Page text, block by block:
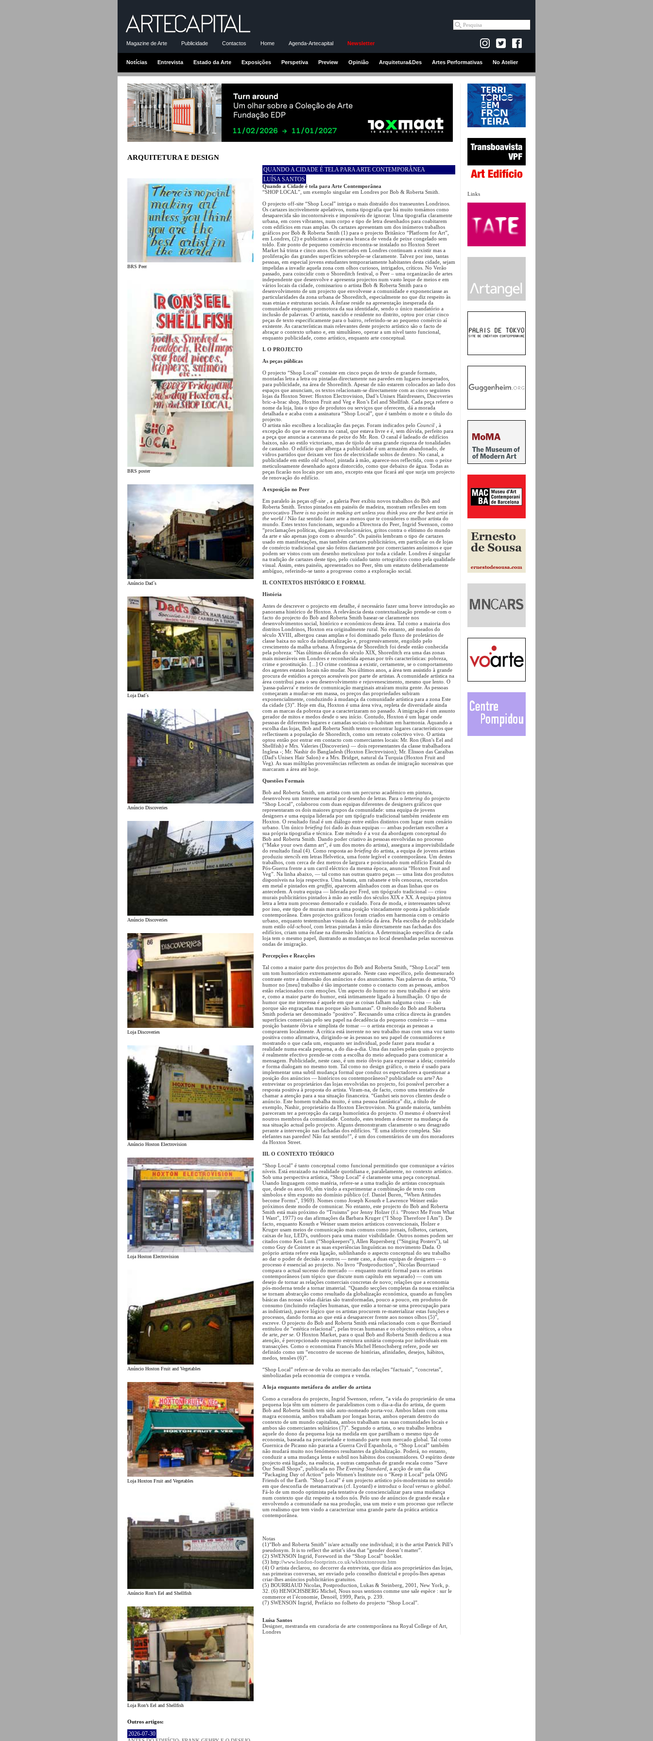
Magazine de Arte Publicidade Contactos Home Agenda-Artecapital Newsletter
Notícias Entrevista Estado da Arte Exposições Perspetiva Preview Opinião Arquitetura&Des Artes Performativas No Atelier
Links
ARQUITETURA E DESIGN
BRS Peer
BRS poster
Anúncio Dad´s
Loja Dad´s
Anúncio Discoveries
Anúncio Discoveries
Loja Discoveries
Anúncio Hoston Electrovision
Loja Hoston Electrovision
Anúncio Hoston Fruit and Vegetables
Loja Hoxton Fruit and Vegetables
Anúncio Ron’s Eel and Shellfish
Loja Ron’s Eel and Shellfish
Outros artigos:
2026-07-30
QUANDO A CIDADE É TELA PARA ARTE CONTEMPORÂNEA
LUÍSA SANTOS
Quando a Cidade é tela para Arte Contemporânea
“SHOP LOCAL”, um exemplo singular em Londres por Bob & Roberta Smith.
O projecto off-site “Shop Local” intriga o mais distraído dos transeuntes Londrinos.
Os cartazes incrivelmente apelativos, numa tipografia que há muito tomámos como
desaparecida são incontornáveis e impossíveis de ignorar. Uma tipografia claramente
urbana, em cores vibrantes, num corpo e tipo de letra desenhados para coabitarem
com edifícios em ruas amplas. Os cartazes apresentam um dos inúmeros trabalhos
gráficos por Bob & Roberta Smith (1) para o projecto Britânico “Platform for Art”,
em Londres, (2) e publicitam a caravana branca de venda de peixe congelado sem
toldo. Este ponto de pequeno comércio encontra-se instalado no Hoxton Street
Market há trinta e cinco anos. Os mercados em Londres continuam a existir mas a
proliferação das grandes superfícies sobrepõe-se claramente. Talvez por isso, tantas
pessoas, em especial jovens estudantes temporariamente habitantes desta cidade, sejam
impelidas a invadir aquela zona com olhos curiosos, intrigados, críticos. No Verão
passado, para coincidir com o Shoreditch festival, o Peer – uma organizacão de artes
independente que desenvolve e apresenta projectos num vasto leque de meios e em
vários locais da cidade, comissariou o artista Bob & Roberta Smith para o
desenvolvimento de um projecto que envolvesse a comunidade e exponenciasse as
particularidades da zona urbana de Shoreditch, especialmente no que diz respeito às
suas etnias e estruturas sociais. A ênfase reside na apresentação inesperada da
comunidade enquanto promotora da sua identidade, sendo o único mandatório a
inclusão de palavras. O artista, nascido e residente no distrito, optou por criar cinco
peças de texto especificamente para o bairro, referindo-se ao pequeno comércio aí
existente. As características mais relevantes deste projecto artístico são o facto de
abraçar o contexto urbano e, em simultâneo, operar a um nível tanto funcional,
enquanto publicidade, como artístico, enquanto arte conceptual.
I. O PROJECTO
As peças públicas
O projecto “Shop Local” consiste em cinco peças de texto de grande formato,
montadas letra a letra ou pintadas directamente nas paredes em lugares inesperados,
para publicidade, na área de Shoreditch. Apesar de não estarem colocados ao lado dos
espaços que anunciam, os textos relacionam-se directamente com as cinco seguintes
lojas da Hoxton Street: Hoxton Electrovision, Dad’s Unisex Hairdressers, Discoveries
bric-a-brac shop, Hoxton Fruit and Veg e Ron’s Eel and Shellfish. Cada peça refere o
nome da loja, lista o tipo de produtos ou serviços que oferecem, dá a morada
detalhada e acaba com a assinatura “Shop Local”, que é também o mote e o título do
projecto.
O artista não escolheu a localização das peças. Foram indicados pelo Council
, à
excepção do que se encontra no canal, que estava livre e é, sem dúvida, perfeito para
a peça que anuncia a caravana de peixe do Mr. Ron. O canal é ladeado de edifícios
baixos, não ao estilo victoriano, mas de tijolo de uma grande riqueza de tonalidades
de castanho. O edifício que alberga a publicidade é um armazém abandonado, de
vidros partidos que deixam ver fios de electricidade soltos de dentro. No canal, a
publicidade em estilo old school, pintada à mão, aparece-nos reflectida, com o peixe
meticulosamente desenhado agora distorcido, como que debaixo de água. Todas as
peças ficarão nos locais por um ano, excepto esta que ficará até que surja um projecto
de renovação do edifício.
A exposição no Peer
Em paralelo às peças off-site
, a galeria Peer exibiu novos trabalhos do Bob and
Roberta Smith. Textos pintados em painéis de madeira, mostram reflexões em tom
provocativo There is no point in making art unless you think you are the best artist in
the world / Não faz sentido fazer arte a menos que te consideres o melhor artista do
mundo. Estes textos funcionam, segundo a Directora do Peer, Ingrid Swenson, como
“proclamações políticas, slogans revolucionários, gritos contra o elitismo do mundo
da arte e são apenas jogo com o absurdo”. Os painéis lembram o tipo de cartazes
usado em manifestações, mas também cartazes publicitários, em particular os de lojas
de comércio tradicional que são feitos diariamente por comerciantes anónimos e que
podem ser vistos com um desenho meticuloso por toda a cidade. Londres é singular
na tradição de cartazes deste tipo, pelo cuidado tanto ortográfico como pela qualidade
visual. Assim, estes painéis, apresentados no Peer, têm um estatuto deliberadamente
ambíguo, referindo-se tanto a progresso como a exploração social.
II. CONTEXTOS HISTÓRICO E FORMAL
História
Antes de descrever o projecto em detalhe, é necessário fazer uma breve introdução ao
panorama histórico de Hoxton. A relevância desta contextualização prende-se com o
facto do projecto do Bob and Roberta Smith basear-se claramente nos
desenvolvimentos social, histórico e económicos desta área. Tal como a maioria dos
distritos Londrinos, Hoxton era originalmente rural. No entanto, até meados do
século XVIII, albergou casas amplas e foi dominado pelo fluxo de proletários de
classe baixa no sulco da industrialização e, progressivamente, engolido pelo
crescimento da malha urbana. A freguesia de Shoreditch foi desde então conhecida
pela pobreza: “Nas últimas décadas do século XIX, Shoreditch era uma das zonas
mais miseráveis em Londres e reconhecida apenas por três características: pobreza,
crime e prostituição. [...] O crime continua a existir, certamente, se o comportamento
dos agentes estatais locais não mudar. Nos últimos anos, a área tem assistido à grande
procura de estúdios a preços acessíveis por parte de artistas. A comunidade artística na
área contribui para o seu desenvolvimento e rejuvenescimento, mesmo que lento. O
'passa-palavra' e meios de comunicação marginais atraíram muita gente. As pessoas
começaram a mudar-se em massa, os preços das propriedades subiram
exponencialmente, conduzindo à mudança da comunidade artística para a zona Este
da cidade (3)”. Hoje em dia, Hoxton é uma área viva, repleta de diversidade ainda
com as marcas da pobreza que a caracterizaram no passado. A imigração é um assunto
gerador de mitos e medos desde o seu início. Contudo, Hoxton é um lugar onde
pessoas de diferentes lugares e camadas sociais co-habitam em harmonia. Aquando a
escolha das lojas, Bob and Roberta Smith tentou encontrar lugares característicos que
reflectissem a população de Shoreditch, como um retrato colectivo vivo. O artista
optou então por entrar em contacto com comerciantes locais: Mr. Ron (Ron's Eel and
Shellfish) e Mrs. Valeries (Discoveries) — dois representantes da classe trabalhadora
Inglesa -; Mr. Nashir do Bangladesh (Hoxton Electrevision); Mr. Elisson das Caraíbas
(Dad's Unisex Hair Salon) e a Mrs. Bridget, natural da Turquia (Hoxton Fruit and
Veg). As suas múltiplas proveniências reflectem as ondas de imigração sucessivas que
marcaram a área até hoje.
Questões Formais
Bob and Roberta Smith, um artista com um percurso académico em pintura,
desenvolveu um interesse natural por desenho de letras. Para o lettering do projecto
“Shop Local”, colaborou com duas equipas diferentes de designers gráficos que
representaram os dois maiores grupos da comunidade: uma equipa de jovens
designers e uma equipa liderada por um tipógrafo tradicional também residente em
Hoxton. O resultado final é um diálogo entre estilos distintos com lugar num cenário
urbano. Um único briefing foi dado às duas equipas — ambas poderiam escolher a
sua própria tipografia e técnica. Este método é a voz da abordagem conceptual do
Bob and Roberta Smith. Dando poder criativo às pessoas envolvidas no processo
(“Make your own damn art”, é um dos motes do artista), assegura a imprevisibilidade
do resultado final (4). Como resposta ao briefing do artista, a equipa de jovens artistas
produziu stencils em letras Helvetica, uma fonte legível e contemporânea. Um destes
trabalhos, com cerca de dez metros de largura e posicionado num edifício Estatal do
Pós-Guerra frente a um carril eléctrico da mesma época, anuncia “Hoxton Fruit and
Veg”. Na linha abaixo, — tal como nas outras quatro peças — uma lista dos produtos
disponíveis na loja respectiva. Uma batata, um rabanete e três cenouras, recortados
em metal e pintados em graffiti, aparecem alinhados com as duas linhas que os
antecedem. A outra equipa — liderada por Fred, um tipógrafo tradicional — criou
murais publicitários pintados à mão ao estilo dos séculos XIX e XX. A equipa pintou
letra a letra num processo demorado e cuidado. Fora de moda, e interessantes talvez
por isso, este tipo de murais marca uma posição vincadamente oposta à publicidade
contemporânea. Estes projectos gráficos foram criados em harmonia com o cenário
urbano, enquanto testemunhas visuais da história da área. Pela escolha de publicidade
num estilo old-school, com letras pintadas à mão directamente nas fachadas dos
edifícios, criam uma ênfase na dimensão histórica. A determinação específica de cada
loja tem o mesmo papel, ilustrando as mudanças no local desenhadas pelas sucessivas
ondas de imigração.
Percepções e Reacções
Tal como a maior parte dos projectos do Bob and Roberta Smith, “Shop Local” tem
um tom humorístico extremamente apurado. Neste caso específico, pelo desmesurado
contraste entre a dimensão dos anúncios e dos anunciantes. Nas palavras do artista, “O
humor no [meu] trabalho é tão importante como o contacto com as pessoas, ambos
estão relacionados com emoções. Um aspecto do humor no meu trabalho é ser sério
e, como a maior parte do humor, está intimamente ligado à humilhação. O tipo de
humor que me interessa é aquele em que as coisas falham nalguma coisa — não
porque são engraçadas mas porque são humanas”. O método do Bob and Roberta
Smith poderia ser denominado “positivo”. Recusando uma crítica directa às grandes
superfícies comerciais pelo seu papel na decadência do pequeno comércio — uma
posição bastante óbvia e simplista de tomar — o artista encoraja as pessoas a
comprarem localmente. A crítica está inerente no seu trabalho mas com uma voz tanto
positiva como afirmativa, dirigindo-se às pessoas no seu papel de consumidores e
mostrando o que cada um, enquanto ser individual, pode fazer para mudar a
realidade numa escala pequena, a do dia-a-dia. Uma das razões pelas quais o projecto
é realmente efectivo prende-se com a escolha do meio adequado para comunicar a
mensagem. Publicidade, neste caso, é um meio óbvio para expressar a ideia; conteúdo
e forma dialogam no mesmo tom. Tal como no design gráfico, o meio é usado para
implementar uma subtil mudança formal que conduz os espectadores a questionar a
posição dos anúncios — históricos ou contemporâneos? publicidade ou arte? Ao
entrevistar os proprietários das lojas envolvidas no projecto, foi possível perceber a
resposta positiva à proposta do artista. Viram-na, de facto, como uma tentativa de
chamar a atenção para a sua situação financeira. “Ganhei seis novos clientes desde o
anúncio. Este homem trabalha muito, é uma pessoa fantástica” diz, a título de
exemplo, Nashir, proprietário da Hoxton Electrovision. Na grande maioria, também
pareceram ter a percepção da carga humorística do projecto. O mesmo é observável
noutros membros da comunidade. Contudo, estes tendem a descrer na mudança da
sua situação actual pelo projecto. Alguns demonstraram claramente o seu desagrado
perante a intervenção nas fachadas dos edifícios. “É uma idiotice completa. São
elefantes nas paredes! Não faz sentido!”, é um dos comentários de um dos moradores
da Hoxton Street.
III. O CONTEXTO TEÓRICO
“Shop Local” é tanto conceptual como funcional permitindo que comunique a vários
níveis. Está enraizado na realidade quotidiana e, paralelamente, no contexto artístico.
Sob uma perspectiva artística, “Shop Local” é claramente uma peça conceptual.
Usando linguagem como matéria, refere-se a uma tradição de artistas conceptuais
que, desde os anos 60, têm vindo a experimentar a combinação de texto com
símbolos e têm exposto no domínio público (cf. Daniel Buren, “When Attitudes
become Forms”, 1969). Nomes como Joseph Kosuth e Lawrence Weiner estão
próximos deste modo de comunicar. No entanto, este projecto do Bob and Roberta
Smith está mais próximo do “Truisms” por Jenny Holzer (f.i. “Protect Me From What
I Want”, 1977) ou das afirmações da Barbara Kruger (“I Shop Therefore I Am”). De
facto, enquanto Kosuth e Weiner usam meios artísticos convencionais, Holzer e
Kruger usam meios de comunicação mais comuns como jornais, folhetos, cartazes,
caixas de luz, LED's, outdoors para uma maior visibilidade. Outros nomes podem ser
citados como Ken Lum (“Shopkeepers”), Allen Rupersberg (“Singing Posters”), tal
como Guy de Cointet e as suas experiências linguísticas no movimento Dada. O
próprio artista refere esta ligação, sublinhando o aspecto conceptual do seu trabalho
ao dar o poder de decisão a outros — neste caso, a duas equipas de designers — o
processo é essencial ao projecto. No livro “Postproduction”, Nicolas Bourriaud
compara o actual sucesso do mercado — enquanto matriz formal para os artistas
contemporâneos (um tópico que discute num capítulo em separado) — com um
desejo de tornar as relações comerciais concretas de novo; relações que a economia
pós-moderna tende a tornar imaterial. “Quando secções completas da nossa existência
se tornam abstracção como resultado da globalização económica, quando as funções
básicas das nossas vidas diárias são transformadas, pouco a pouco, em produtos de
consumo (incluindo relações humanas, que estão a tornar-se uma preocupação para
as indústrias), parece lógico que os artistas procurem re-materializar estas funções e
processos, dando forma ao que está a desaparecer frente aos nossos olhos (5)”,
escreve. O projecto do Bob and Roberta Smith está relacionado com o que Borriaud
entitulou de “estética relacional”, pelas trocas humanas e os objectos estéticos, a obra
de arte, per se . O Hoxton Market, para o qual Bob and Roberta Smith dedicou a sua
atenção, é percepcionado enquanto estrutura unitária composta por individuais em
transacções. Como o economista Francês Michel Henochsberg refere, pode ser
definido como um “encontro de sucesso de histórias, afinidades, desejos, hábitos,
medos, tensões (6)”.
“Shop Local” refere-se de volta ao mercado das relações “factuais”, “concretas”,
simbolizadas pela economia de compra e venda.
A loja enquanto metáfora do atelier do artista
Como a curadora do projecto, Ingrid Swenson, refere, “a vida do proprietário de uma
pequena loja têm um número de paralelismos com o dia-a-dia do artista, de quem
Bob and Roberta Smith tem sido auto-nomeado porta-voz. Ambos lidam com uma
magra economia, ambos trabalham por longas horas, ambos operam dentro do
contexto de um mundo capitalista, ambos trabalham nas suas comunidades locais e
ambos são comerciantes solitários (7)”. Segundo o artista, o seu trabalho lembra
aquele do dono da pequena loja na medida em que partilham o mesmo tipo de
economia, baseada na precariedade e tomando parte num mercado global. Tal como
Guernica de Picasso não pararia a Guerra Civil Espanhola, o “Shop Local” também
não mudará muito nos fenómenos resultantes da globalização. Poderá, no entanto,
conduzir a uma mudança lenta e subtil nos hábitos dos consumidores. O espírito deste
projecto está ligado, na essência, a outras campanhas de grande escala como “Save
Our Small Shops”, publicada no The Evening Standard , a acção de um dia
“Packaging Day of Action” pelo Women's Institute ou o “Keep it Local” pela ONG
Friends of the Earth. ”Shop Local” é um projecto artístico pós-modernista no sentido
em que desconfia de metanarrativas (cf. Lyotard) e introduz o local versus o global
Fá-lo de um modo optimista pela tentativa de consciencializar para uma mudança
num contexto que diz respeito a todos nós. Pelo uso de anúncios de grande escala e
envolvendo a comunidade na sua produção, usa um meio e um processo que reflecte
um realismo que tem vindo a caracterizar uma grande parte da prática artística
contemporânea.
Notas
(1)“Bob and Roberta Smith” is/are actually one individual; it is the artist Patrick Pill’s
pseudonym. It is to reflect the artist’s idea that “gender doesn’t matter”.
(2) SWENSON Ingrid, Foreword in the “Shop Local” booklet.
(3) http://www.london-footprints.co.uk/wkhoxtonroute.htm
(4) O artista declarou, no decorrer da entrevista, que dizia aos proprietários das lojas,
nas primeiras conversas, ser enviado pelo conselho districtal e propôs-lhes apenas
criar-lhes anúncios publicitários gratuitos.
(5) BOURRIAUD Nicolas, Postproduction, Lukas & Steinberg, 2001, New York, p.
32. (6) HENOCHSBERG Michel, Nous nous sentions comme une sale espèce : sur le
commerce et l’économie, Denoël, 1999, Paris, p. 239.
(7) SWENSON Ingrid, Prefácio no folheto do projecto “Shop Local”.
Luísa Santos
Designer, mestranda em curadoria de arte contemporânea na Royal College of Art,
Londres